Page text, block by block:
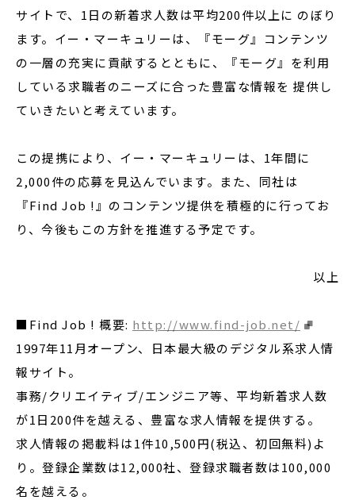
サイトで、1日の新着求人数は平均200件以上に のぼり
ます。イー・マーキュリーは、『モーグ』コンテンツ
の一層の充実に貢献するとともに、『モーグ』を利用
している求職者のニーズに合った豊富な情報を 提供し
ていきたいと考えています。
この提携により、イー・マーキュリーは、1年間に
2,000件の応募を見込んでいます。また、同社は
『Find Job !』のコンテンツ提供を積極的に行ってお
り、今後もこの方針を推進する予定です。
以上
■Find Job ! 概要: http://www.find-job.net/
1997年11月オープン、日本最大級のデジタル系求人情
報サイト。
事務/クリエイティブ/エンジニア等、平均新着求人数
が1日200件を越える、豊富な求人情報を提供する。
求人情報の掲載料は1件10,500円(税込、初回無料)よ
り。登録企業数は12,000社、登録求職者数は100,000
名を越える。